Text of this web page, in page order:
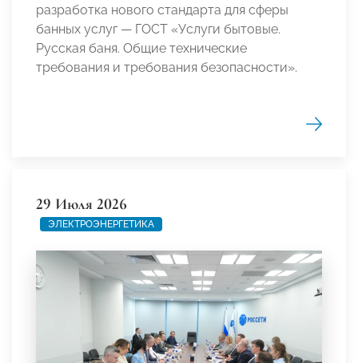
разработка нового стандарта для сферы
банных услуг — ГОСТ «Услуги бытовые.
Русская баня. Общие технические
требования и требования безопасности».
29 Июля 2026
ЭЛЕКТРОЭНЕРГЕТИКА